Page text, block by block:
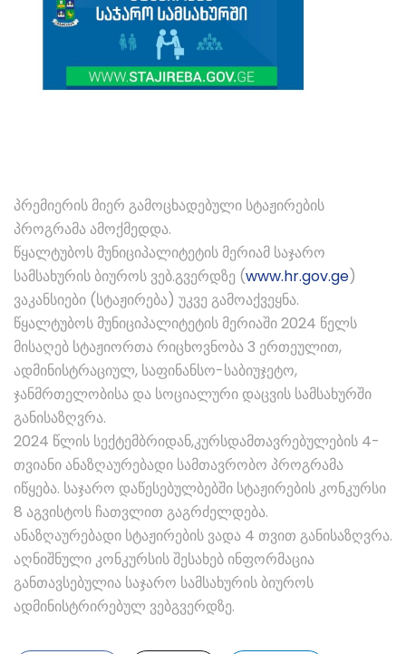
პრემიერის მიერ გამოცხადებული სტაჟირების
პროგრამა ამოქმედდა.
წყალტუბოს მუნიციპალიტეტის მერიამ საჯარო
სამსახურის ბიუროს ვებ.გვერდზე (www.hr.gov.ge)
ვაკანსიები (სტაჟირება) უკვე გამოაქვეყნა.
წყალტუბოს მუნიციპალიტეტის მერიაში 2024 წელს
მისაღებ სტაჟიორთა რიცხოვნობა 3 ერთეულით,
ადმინისტრაციულ, საფინანსო-საბიუჯეტო,
ჯანმრთელობისა და სოციალური დაცვის სამსახურში
განისაზღვრა.
2024 წლის სექტემბრიდან,კურსდამთავრებულების 4-
თვიანი ანაზღაურებადი სამთავრობო პროგრამა
იწყება. საჯარო დაწესებულბებში სტაჟირების კონკურსი
8 აგვისტოს ჩათვლით გაგრძელდება.
ანაზღაურებადი სტაჟირების ვადა 4 თვით განისაზღვრა.
აღნიშნული კონკურსის შესახებ ინფორმაცია
განთავსებულია საჯარო სამსახურის ბიუროს
ადმინისტრირებულ ვებგვერდზე.